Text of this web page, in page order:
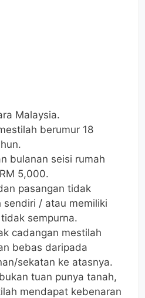
Malaysia.
berumur 18
bulanan seisi rumah
5,000.
pasangan tidak
sendiri / atau memiliki
sempurna.
cadangan mestilah
bebas daripada
sekatan ke atasnya.
tuan punya tanah,
mendapat kebenaran